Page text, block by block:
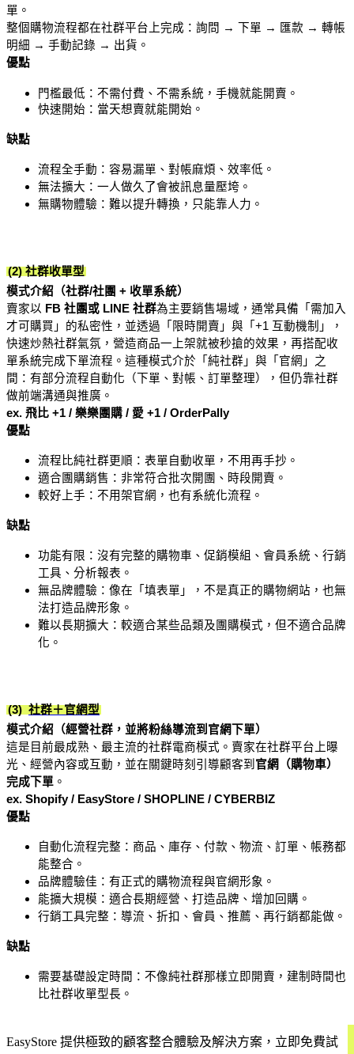
單。
整個購物流程都在社群平台上完成：詢問 → 下單 → 匯款 → 轉帳
明細 → 手動記錄 → 出貨。
優點
門檻最低：不需付費、不需系統，手機就能開賣。
快速開始：當天想賣就能開始。
缺點
流程全手動：容易漏單、對帳麻煩、效率低。
無法擴大：一人做久了會被訊息量壓垮。
無購物體驗：難以提升轉換，只能靠人力。
(2) 社群收單型
模式介紹（社群/社團 + 收單系統）
賣家以 FB 社團或 LINE 社群為主要銷售場域，通常具備「需加入
才可購買」的私密性，並透過「限時開賣」與「+1 互動機制」，
快速炒熱社群氣氛，營造商品一上架就被秒搶的效果，再搭配收
單系統完成下單流程。這種模式介於「純社群」與「官網」之
間：有部分流程自動化（下單、對帳、訂單整理），但仍靠社群
做前端溝通與推廣。
ex. 飛比 +1 / 樂樂團購 / 愛 +1 / OrderPally
優點
流程比純社群更順：表單自動收單，不用再手抄。
適合團購銷售：非常符合批次開團、時段開賣。
較好上手：不用架官網，也有系統化流程。
缺點
功能有限：沒有完整的購物車、促銷模組、會員系統、行銷
工具、分析報表。
無品牌體驗：像在「填表單」，不是真正的購物網站，也無
法打造品牌形象。
難以長期擴大：較適合某些品類及團購模式，但不適合品牌
化。
(3) 社群＋官網型
模式介紹（經營社群，並將粉絲導流到官網下單）
這是目前最成熟、最主流的社群電商模式。賣家在社群平台上曝
光、經營內容或互動，並在關鍵時刻引導顧客到 官網（購物車）
完成下單 。
ex. Shopify / EasyStore / SHOPLINE / CYBERBIZ
優點
自動化流程完整：商品、庫存、付款、物流、訂單、帳務都
能整合。
品牌體驗佳：有正式的購物流程與官網形象。
能擴大規模：適合長期經營、打造品牌、增加回購。
行銷工具完整：導流、折扣、會員、推薦、再行銷都能做。
缺點
需要基礎設定時間：不像純社群那樣立即開賣，建制時間也
比社群收單型長。
EasyStore 提供極致的顧客整合體驗及解決方案，立即免費試